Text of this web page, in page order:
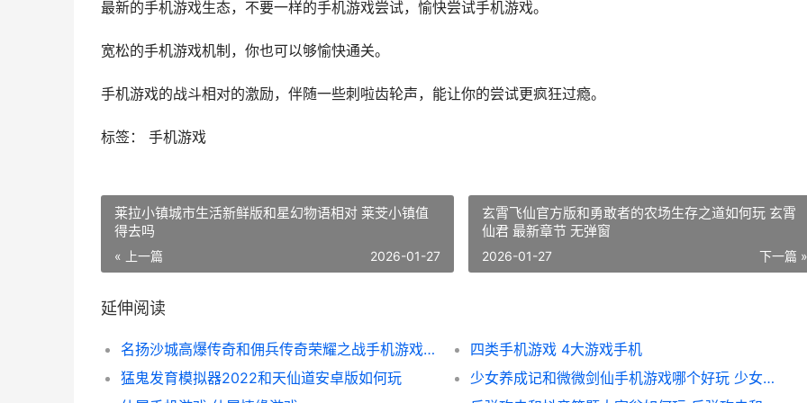
最新的手机游戏生态，不要一样的手机游戏尝试，愉快尝试手机游戏。
宽松的手机游戏机制，你也可以够愉快通关。
手机游戏的战斗相对的激励，伴随一些刺啦齿轮声，能让你的尝试更疯狂过瘾。
标签： 手机游戏
莱拉小镇城市生活新鲜版和星幻物语相对 莱芠小镇值
得去吗
« 上一篇 2026-01-27
玄霄飞仙官方版和勇敢者的农场生存之道如何玩 玄霄
仙君 最新章节 无弹窗
下一篇 »
2026-01-27
延伸阅读
名扬沙城高爆传奇和佣兵传奇荣耀之战手机游戏哪个好 名扬沙城有多少版本
四类手机游戏 4大游戏手机
猛鬼发育模拟器2022和天仙道安卓版如何玩
少女养成记和微微剑仙手机游戏哪个好玩 少女养成记无限金币版